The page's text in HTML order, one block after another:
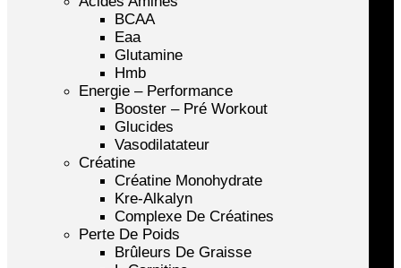
BCAA
Eaa
Glutamine
Hmb
Energie – Performance
Booster – Pré Workout
Glucides
Vasodilatateur
Créatine
Créatine Monohydrate
Kre-Alkalyn
Complexe De Créatines
Perte De Poids
Brûleurs De Graisse